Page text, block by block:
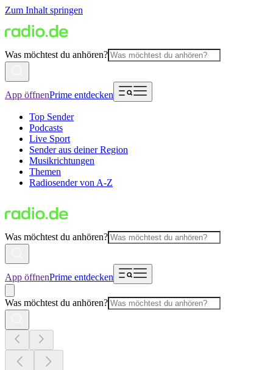
Zum Inhalt springen
Was möchtest du anhören?
App öffnenPrime entdecken
Top Sender
Podcasts
Live Sport
Sender aus deiner Region
Musikrichtungen
Themen
Radiosender von A-Z
Was möchtest du anhören?
App öffnenPrime entdecken
Was möchtest du anhören?